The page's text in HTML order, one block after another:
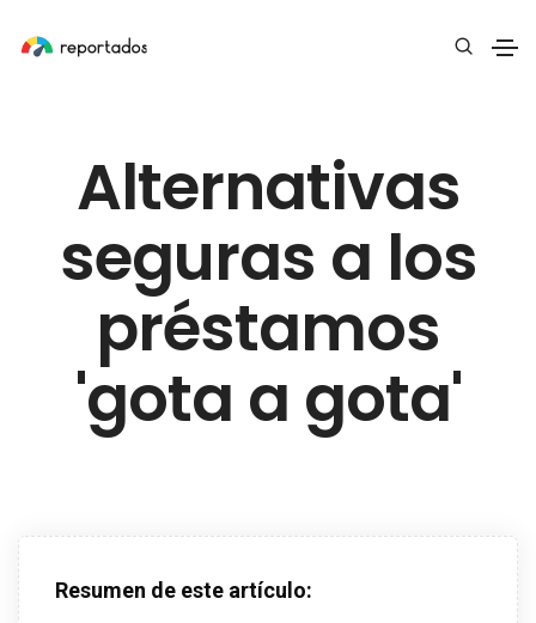
Alternativas
seguras a los
préstamos
'gota a gota'
Resumen de este artículo: